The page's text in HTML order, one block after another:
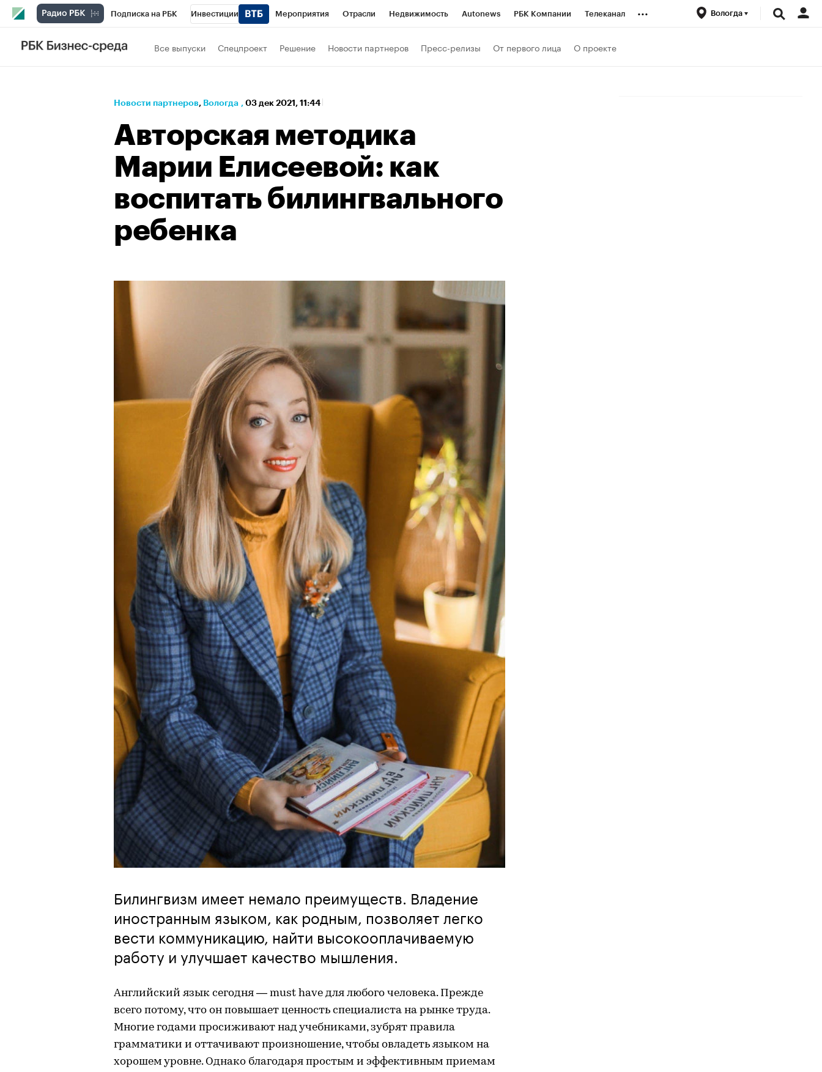
Подписка на РБК Инвестиции Мероприятия Отрасли Недвижимость Autonews РБК Компании Телеканал
РБК Вино
Проверка контрагентов
... Вологда
Все выпуски Спецпроект Решение Новости партнеров Пресс-релизы От первого лица О проекте
Новости партнеров⁠, Вологда , 03 дек 2021, 11:44
Авторская методика
Марии Елисеевой: как
воспитать билингвального
ребенка
Билингвизм имеет немало преимуществ. Владение
иностранным языком, как родным, позволяет легко
вести коммуникацию, найти высокооплачиваемую
работу и улучшает качество мышления.
Английский язык сегодня — must have для любого человека. Прежде
всего потому, что он повышает ценность специалиста на рынке труда.
Многие годами просиживают над учебниками, зубрят правила
грамматики и оттачивают произношение, чтобы овладеть языком на
хорошем уровне. Однако благодаря простым и эффективным приемам